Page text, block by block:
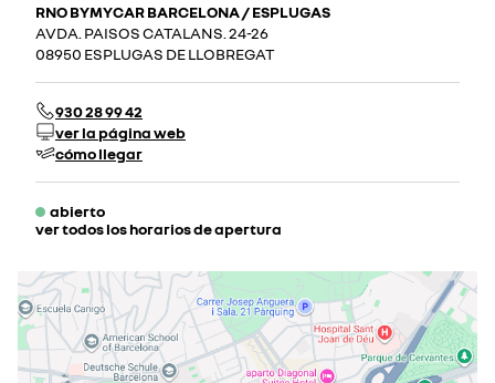
RNO BYMYCAR BARCELONA / ESPLUGAS
AVDA. PAISOS CATALANS. 24-26
08950 ESPLUGAS DE LLOBREGAT
930 28 99 42
ver la página web
cómo llegar
abierto
ver todos los horarios de apertura
martes
08:00 - 13:3015:00 - 20:00
miércoles
08:00 - 13:3015:00 - 20:00
jueves
08:00 - 13:30 15:00 - 20:00
viernes
08:00 - 13:3015:00 - 20:00
sábado
10:00 - 14:00
cerrado actualmente
domingo
cerrado actualmente